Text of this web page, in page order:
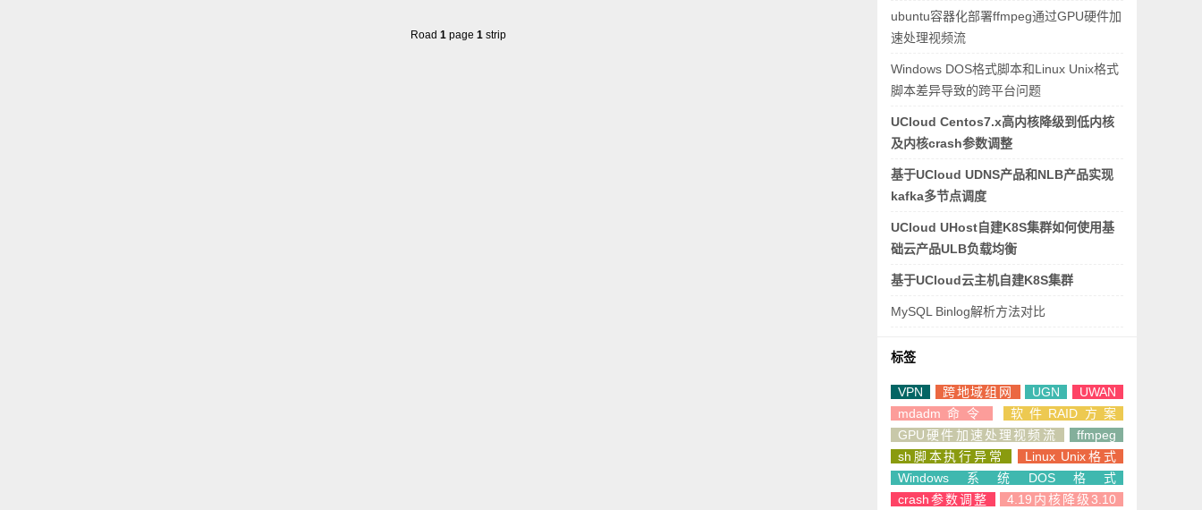
Road 1 page 1 strip
ubuntu容器化部署ffmpeg通过GPU硬件加
速处理视频流
Windows DOS格式脚本和Linux Unix格式
脚本差异导致的跨平台问题
UCloud Centos7.x高内核降级到低内核
及内核crash参数调整
基于UCloud UDNS产品和NLB产品实现
kafka多节点调度
UCloud UHost自建K8S集群如何使用基
础云产品ULB负载均衡
基于UCloud云主机自建K8S集群
MySQL Binlog解析方法对比
标签
VPN 跨地域组网 UGN
UWAN
mdadm命令
软件RAID方案
GPU硬件加速处理视频流
ffmpeg
sh脚本执行异常
Linux Unix格式
Windows系统DOS格式
crash参数调整
4.19内核降级3.10